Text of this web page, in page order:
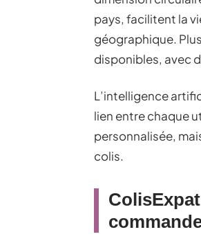
pays, facilitent la
géographique.
disponibles, avec
L’intelligence
lien entre chaque
personnalisée,
colis.